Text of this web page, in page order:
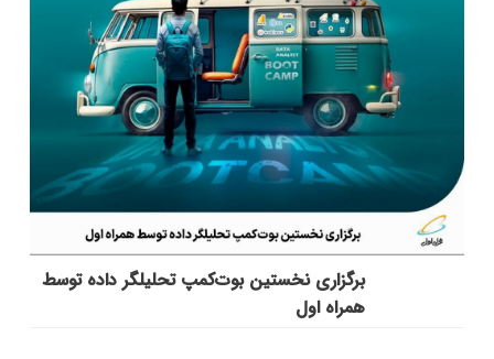
برگزاری نخستین بوت‌کمپ تحلیلگر داده توسط
همراه اول